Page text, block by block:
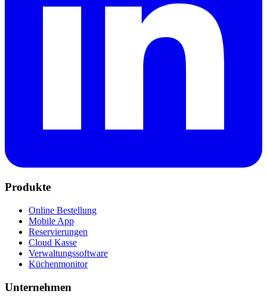
Produkte
Online Bestellung
Mobile App
Reservierungen
Cloud Kasse
Verwaltungssoftware
Küchenmonitor
Unternehmen